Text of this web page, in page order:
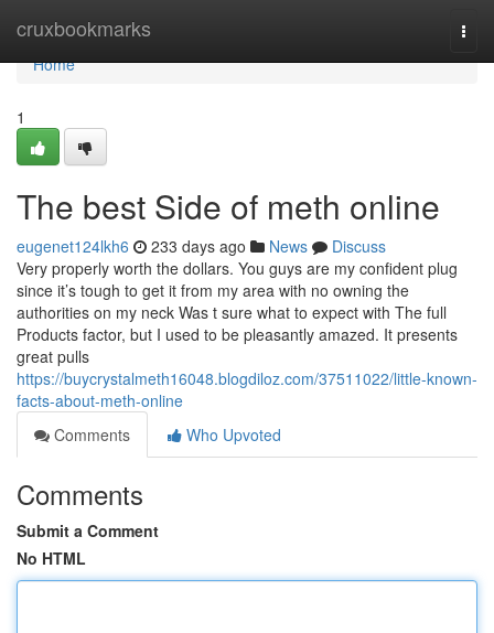
cruxbookmarks
Home
Home
1
The best Side of meth online
eugenet124lkh6 233 days ago News
Discuss
Very properly worth the dollars. You guys are my confident plug
since it’s tough to get it from my area with no owning the
authorities on my neck Was t sure what to expect with The full
Products factor, but I used to be pleasantly amazed. It presents
great pulls
https://buycrystalmeth16048.blogdiloz.com/37511022/little-known-
facts-about-meth-online
Comments
Who Upvoted
Comments
Submit a Comment
No HTML